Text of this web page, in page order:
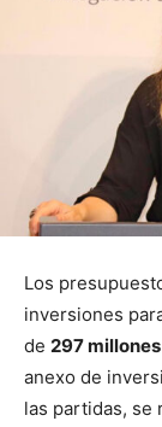
Los
inversiones
de 297
anexo de
las partidas, se